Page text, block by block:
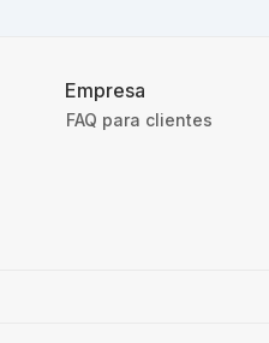
Empresa
FAQ para clientes